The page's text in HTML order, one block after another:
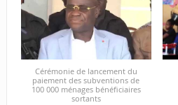
Cérémonie de lancement du
paiement des subventions de
100 000 ménages bénéficiaires
sortants